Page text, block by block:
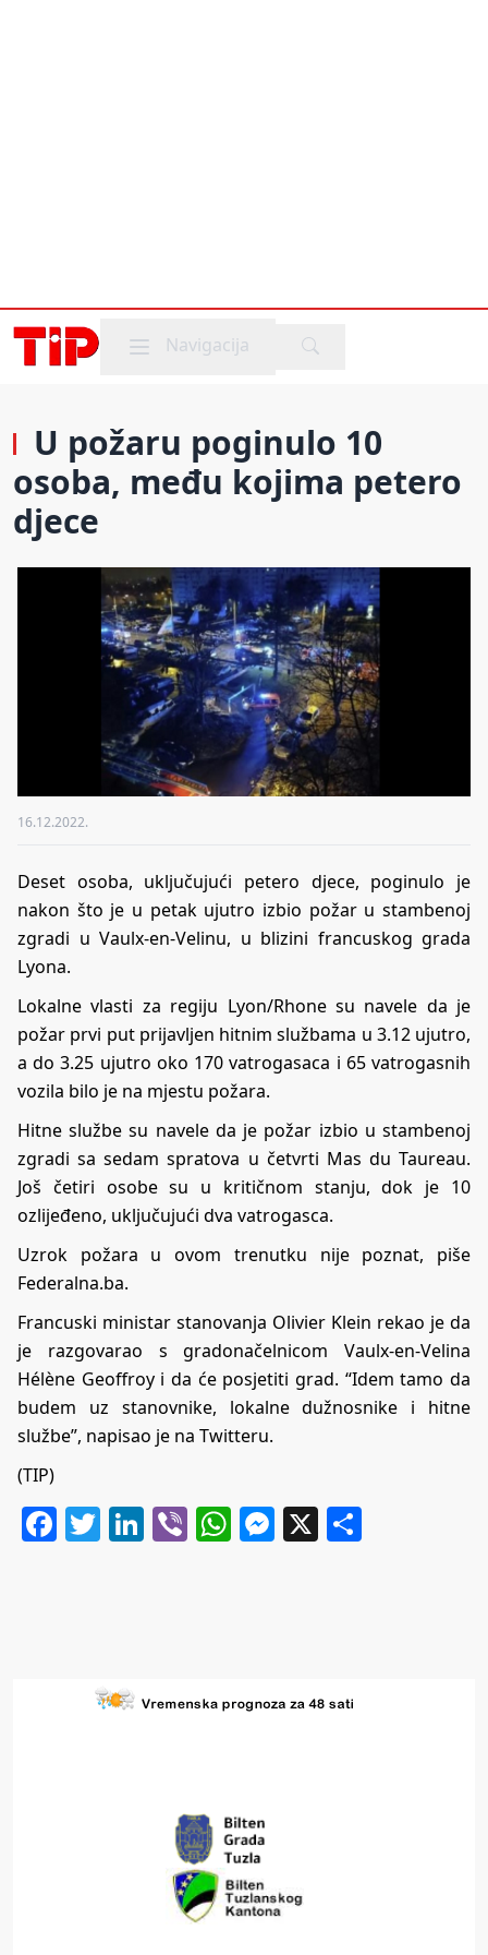
Mobile menu
Navigacija
U požaru poginulo 10
osoba, među kojima petero
djece
16.12.2022.
Deset osoba, uključujući petero djece, poginulo je
nakon što je u petak ujutro izbio požar u stambenoj
zgradi u Vaulx-en-Velinu, u blizini francuskog grada
Lyona.
Lokalne vlasti za regiju Lyon/Rhone su navele da je
požar prvi put prijavljen hitnim službama u 3.12 ujutro,
a do 3.25 ujutro oko 170 vatrogasaca i 65 vatrogasnih
vozila bilo je na mjestu požara.
Hitne službe su navele da je požar izbio u stambenoj
zgradi sa sedam spratova u četvrti Mas du Taureau.
Još četiri osobe su u kritičnom stanju, dok je 10
ozlijeđeno, uključujući dva vatrogasca.
Uzrok požara u ovom trenutku nije poznat, piše
Federalna.ba.
Francuski ministar stanovanja Olivier Klein rekao je da
je razgovarao s gradonačelnicom Vaulx-en-Velina
Hélène Geoffroy i da će posjetiti grad. “Idem tamo da
budem uz stanovnike, lokalne dužnosnike i hitne
službe”, napisao je na Twitteru.
(TIP)
Facebook
Twitter
LinkedIn
ViberWhatsApp
Messenger
X